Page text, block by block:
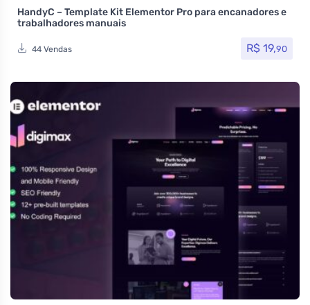
HandyC – Template Kit Elementor Pro para encanadores e
trabalhadores manuais
44 Vendas R$ 19,90